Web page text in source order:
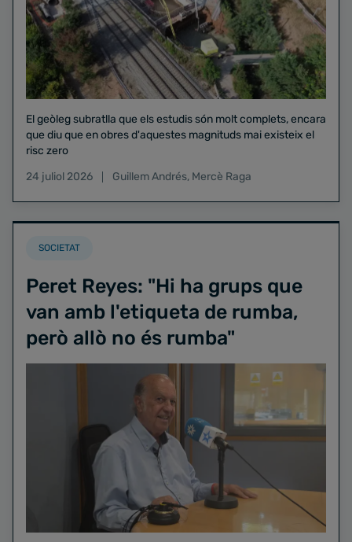
El geòleg subratlla que els estudis són molt complets, encara
que diu que en obres d'aquestes magnituds mai existeix el
risc zero
24 juliol 2026
Guillem Andrés, Mercè Raga
SOCIETAT
Peret Reyes: "Hi ha grups que
van amb l'etiqueta de rumba,
però allò no és rumba"